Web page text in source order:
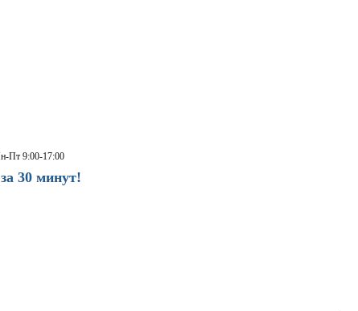
Пт 9:00-17:00
30 минут!